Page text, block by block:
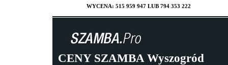
WYCENA: 515 959 947 LUB 794 353 222
CENY SZAMBA Wyszogród